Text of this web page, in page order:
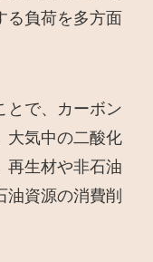
る負荷を多方面
とで、カーボン
大気中の二酸化
再生材や非石油
油資源の消費削